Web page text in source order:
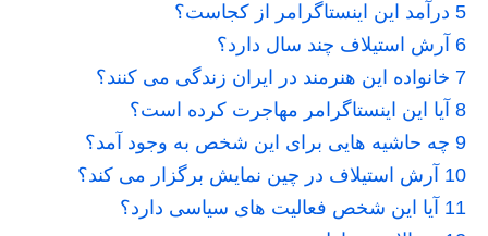
5 درآمد این اینستاگرامر از کجاست؟
6 آرش استیلاف چند سال دارد؟
7 خانواده این هنرمند در ایران زندگی می کنند؟
8 آیا این اینستاگرامر مهاجرت کرده است؟
9 چه حاشیه هایی برای این شخص به وجود آمد؟
10 آرش استیلاف در چین نمایش برگزار می کند؟
11 آیا این شخص فعالیت های سیاسی دارد؟